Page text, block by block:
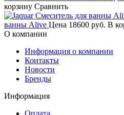
корзину Сравнить
ванны Alive Цена 18600 руб. В
О компании
Информация о компании
Контакты
Новости
Бренды
Информация
Оплата